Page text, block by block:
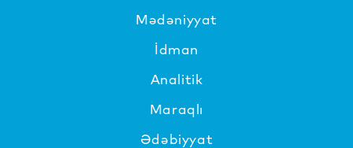
Mədəniyyat
İdman
Analitik
Maraqlı
Ədəbiyyat